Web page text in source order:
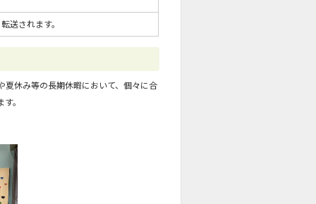
送されます。
休み等の長期休暇において、個々に合
。